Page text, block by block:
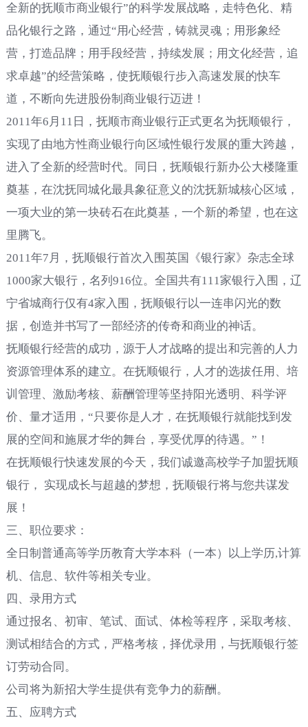
全新的抚顺市商业银行”的科学发展战略，走特色化、精
品化银行之路，通过“用心经营，铸就灵魂；用形象经
营，打造品牌；用手段经营，持续发展；用文化经营，追
求卓越”的经营策略，使抚顺银行步入高速发展的快车
道，不断向先进股份制商业银行迈进！
2011年6月11日，抚顺市商业银行正式更名为抚顺银行，
实现了由地方性商业银行向区域性银行发展的重大跨越，
进入了全新的经营时代。同日，抚顺银行新办公大楼隆重
奠基，在沈抚同城化最具象征意义的沈抚新城核心区域，
一项大业的第一块砖石在此奠基，一个新的希望，也在这
里腾飞。
2011年7月，抚顺银行首次入围英国《银行家》杂志全球
1000家大银行，名列916位。全国共有111家银行入围，辽
宁省城商行仅有4家入围，抚顺银行以一连串闪光的数
据，创造并书写了一部经济的传奇和商业的神话。
抚顺银行经营的成功，源于人才战略的提出和完善的人力
资源管理体系的建立。在抚顺银行，人才的选拔任用、培
训管理、激励考核、薪酬管理等坚持阳光透明、科学评
价、量才适用，“只要你是人才，在抚顺银行就能找到发
展的空间和施展才华的舞台，享受优厚的待遇。”！
在抚顺银行快速发展的今天，我们诚邀高校学子加盟抚顺
银行， 实现成长与超越的梦想，抚顺银行将与您共谋发
展！
三、职位要求：
全日制普通高等学历教育大学本科（一本）以上学历,计算
机、信息、软件等相关专业。
四、录用方式
通过报名、初审、笔试、面试、体检等程序，采取考核、
测试相结合的方式，严格考核，择优录用，与抚顺银行签
订劳动合同。
公司将为新招大学生提供有竞争力的薪酬。
五、应聘方式